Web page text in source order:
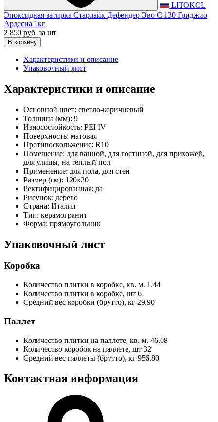
LITOKOL
Эпоксидная затирка Старлайк Дефендер Эво С.130 Гриджио
Ардесиа 1кг
2 850 руб. за шт
В корзину
Характеристики и описание
Упаковочный лист
Характеристики и описание
Основной цвет: светло-коричневый
Толщина (мм): 9
Износостойкость: PEI IV
Поверхность: матовая
Противоскольжение: R10
Помещение: для ванной, для гостиной, для прихожей,
для улицы, на теплый пол
Применение: для пола, для стен
Размер (см): 120x20
Ректифицированная: да
Рисунок: дерево
Страна: Италия
Тип: керамогранит
Форма: прямоугольник
Упаковочный лист
Коробка
Количество плитки в коробке, кв. м. 1.44
Количество плитки в коробке, шт 6
Средний вес коробки (брутто), кг 29.90
Паллет
Количество плитки на паллете, кв. м. 46.08
Количество коробок на паллете, шт 32
Средний вес паллеты (брутто), кг 956.80
Контактная информация